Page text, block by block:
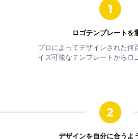
ロゴテンプレートを
プロによってデザインされた何
イズ可能なテンプレートからロ
デザインを自分に合うよ